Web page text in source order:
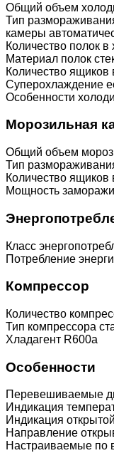
Общий объем
Тип
камеры
Количество полок
Материал полок
Количество ящиков
Суперохлаждение
Особенности
Морозильная
Общий объем
Тип
Количество
Мощность
Класс
Потребление
Компрессор
Количество
Тип компрессора
Хладагент R600a
Особенности
Перевешиваемые
Индикация
Индикация
Направление
Настраиваемые по